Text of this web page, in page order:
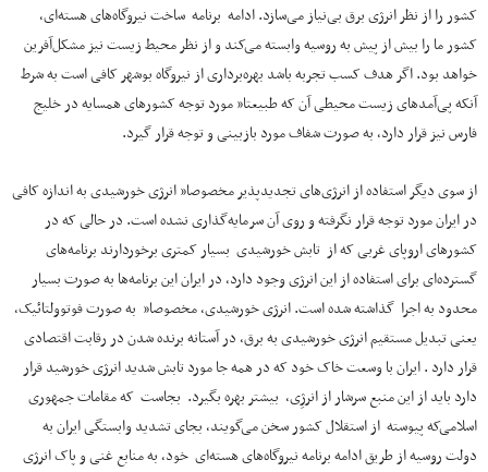
کشور را از نظر انرژی برق بی‌نیاز می‌سازد. ادامه برنامه ساخت نیروگاه‌های هسته‌ای،
کشور ما را بیش از پیش به روسیه وابسته می‌کند و از نظر محیط زیست نیز مشکل‌آفرین
خواهد بود. اگر هدف کسب تجربه باشد بهره‌برداری از نیروگاه بوشهر کافی است به شرط
آنکه پی‌آمدهای زیست محیطی آن که طبیعتا” مورد توجه کشورهای همسایه در خلیج
فارس نیز قرار دارد، به صورت شفاف مورد بازبینی و توجه قرار گیرد.
از سوی دیگر استفاده از انرژی‌های تجدیدپذیر مخصوصا” انرژی خورشیدی به اندازه کافی
در ایران مورد توجه قرار نگرفته و روی آن سرمایه‌گذاری نشده است. در حالی که در
کشورهای اروپای غربی که از تابش خورشیدی بسیار کمتری برخوردارند برنامه‌های
گسترده‌ای برای استفاده از این انرژی وجود دارد، در ایران این برنامه‌ها به صورت بسیار
محدود به اجرا گذاشته شده است. انرژی خورشیدی، مخصوصا” به صورت فوتوولتائیک،
یعنی تبدیل مستقیم انرژی خورشیدی به برق، در آستانه برنده شدن در رقابت اقتصادی
قرار دارد . ایران با وسعت خاک خود که در همه جا مورد تابش شدید انرژی خورشید قرار
دارد باید از این منبع سرشار از انرژِی، بیشتر بهره بگیرد. بجاست که مقامات جمهوری
اسلامی‌که پیوسته از استقلال کشور سخن می‌گویند، بجای تشدید وابستگی ایران به
دولت روسیه از طریق ادامه برنامه نیروگاه‌های هسته‌ای خود، به منابع غنی و پاک انرژی